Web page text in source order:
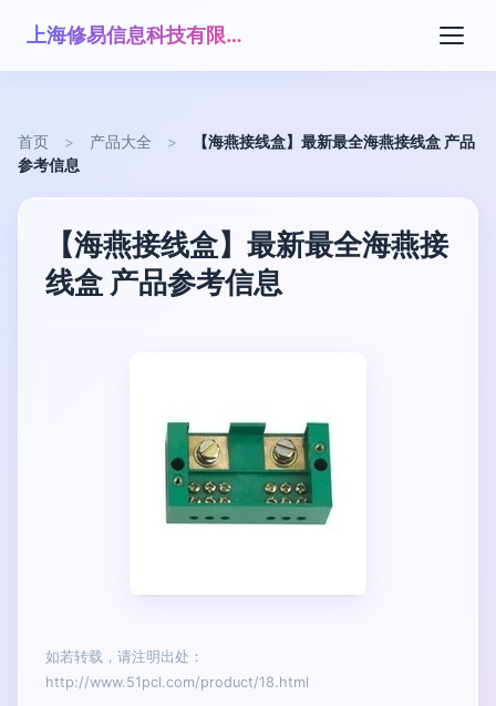
上海修易信息科技有限公司
首页 > 产品大全 >
【海燕接线盒】最新最全海燕接线盒 产品
参考信息
【海燕接线盒】最新最全海燕接
线盒 产品参考信息
如若转载，请注明出处：
http://www.51pcl.com/product/18.html